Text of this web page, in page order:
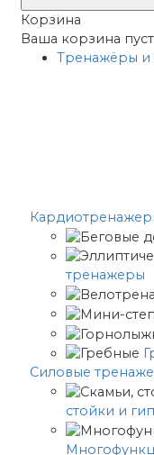
Корзина
Ваша корзина
Тренажёры и
тренажеры
Cиловые
стойки и